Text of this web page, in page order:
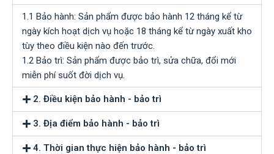
1.1 Bảo hành: Sản phẩm được bảo hành 12 tháng kể từ
ngày kích hoạt dịch vụ hoặc 18 tháng kể từ ngày xuất kho
tùy theo điều kiện nào đến trước.
1.2 Bảo trì: Sản phẩm được bảo trì, sửa chữa, đổi mới
miễn phí suốt đời dịch vụ.
2. Điều kiện bảo hành - bảo trì
3. Địa điểm bảo hành - bảo trì
4. Thời gian thực hiện bảo hành - bảo trì